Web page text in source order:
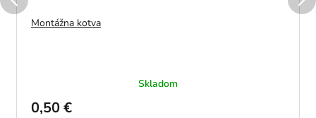
Montážna kotva
Skladom
0,50 €